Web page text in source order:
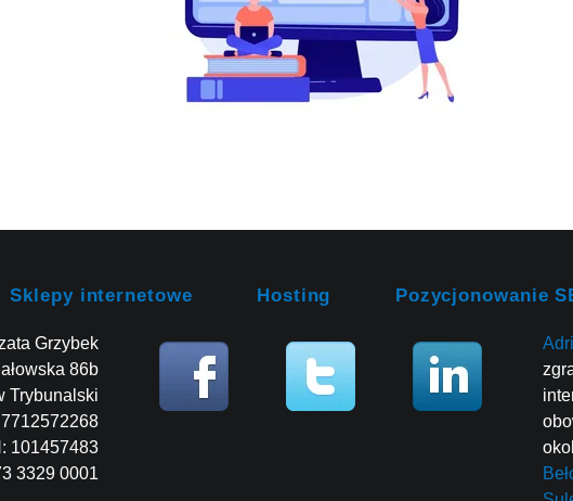
Sklepy internetowe Hosting Pozycjonowanie
Grzybek
86b
Trybunalski
101457483
3329 0001